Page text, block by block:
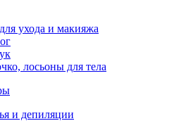
ухода и макияжа
лосьоны для тела
и депиляции